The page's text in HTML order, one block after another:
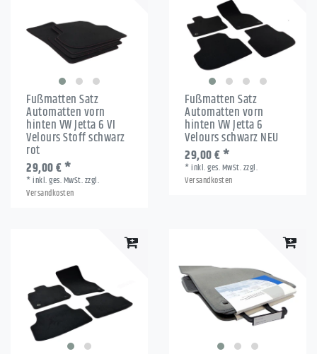
Fußmatten Satz
Automatten vorn
hinten VW Jetta 6 VI
Velours Stoff schwarz
rot
29,00 € *
*inkl. ges. MwSt.zzgl.
Versandkosten
Fußmatten Satz
Automatten vorn
hinten VW Jetta 6
Velours schwarz NEU
29,00 € *
*inkl. ges. MwSt.zzgl.
Versandkosten